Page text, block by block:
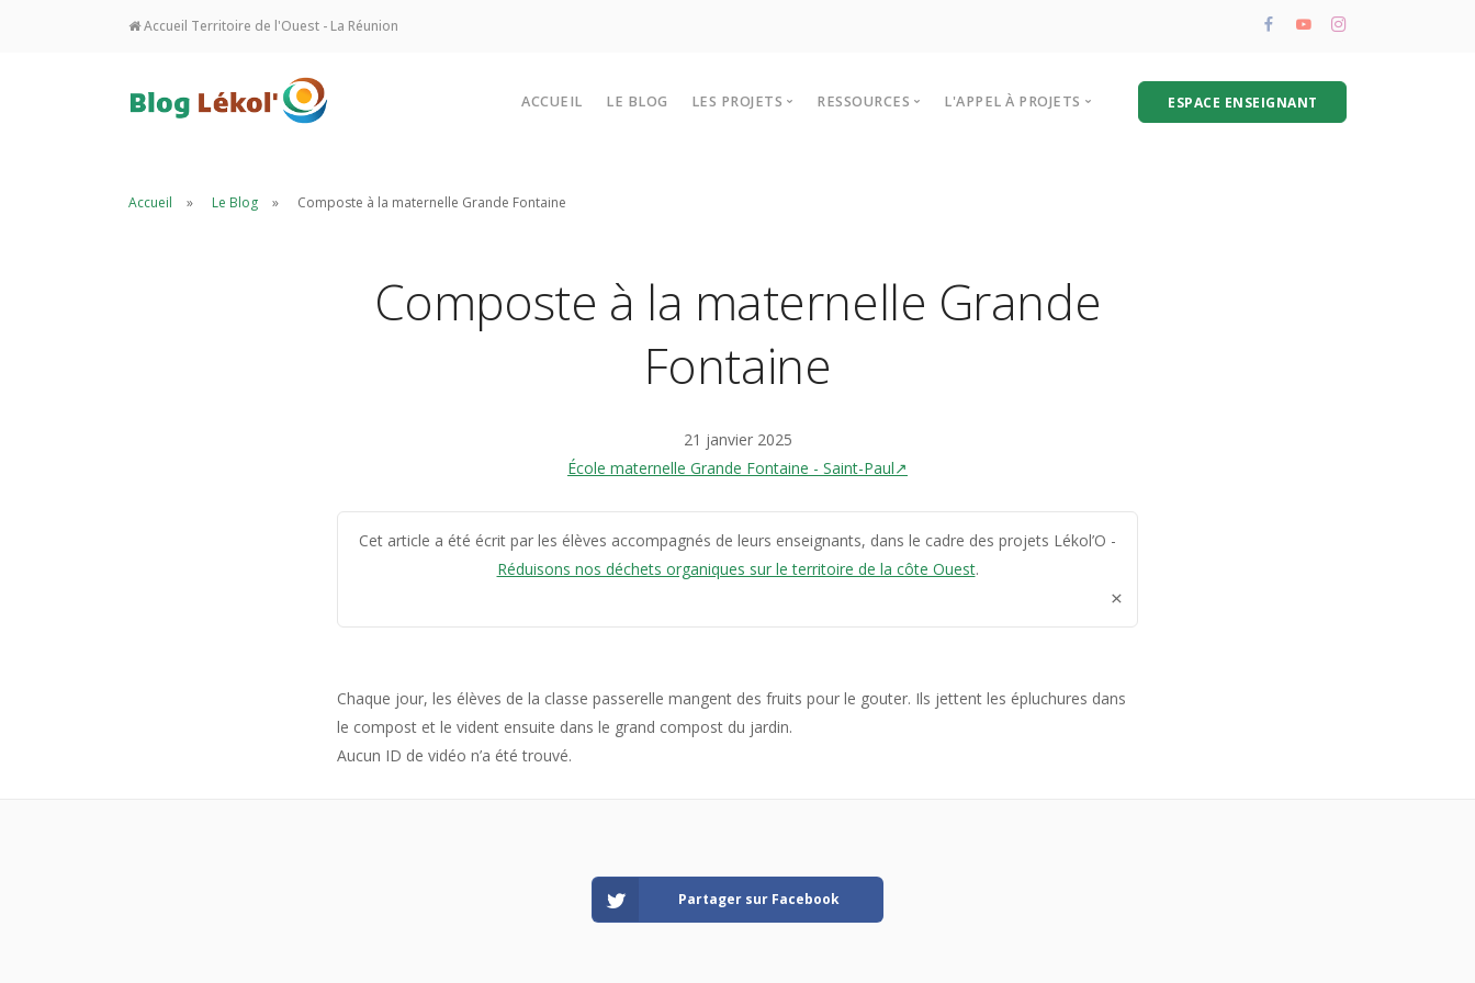
Accueil Territoire de l'Ouest - La Réunion
ACCUEIL LE BLOG LES PROJETS RESSOURCES L'APPEL À PROJETS ESPACE ENSEIGNANT
Accueil Le Blog Composte à la maternelle Grande Fontaine
Composte à la maternelle Grande
Fontaine
21 janvier 2025
École maternelle Grande Fontaine - Saint-Paul↗
Cet article a été écrit par les élèves accompagnés de leurs enseignants, dans le cadre des projets Lékol’O -
Réduisons nos déchets organiques sur le territoire de la côte Ouest.
×
Chaque jour, les élèves de la classe passerelle mangent des fruits pour le gouter. Ils jettent les épluchures dans
le compost et le vident ensuite dans le grand compost du jardin.
Aucun ID de vidéo n’a été trouvé.
Partager sur Facebook